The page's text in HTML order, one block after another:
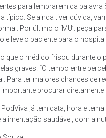
para lembrarem da palavra
típico. Se ainda tiver dúvida,
Por último o ‘MU’: peça
e leve o paciente para o
que o médico frisou durante o
graves. “O tempo entre
Para ter maiores chances de
importante procurar
já tem data, hora e
saudável, com a